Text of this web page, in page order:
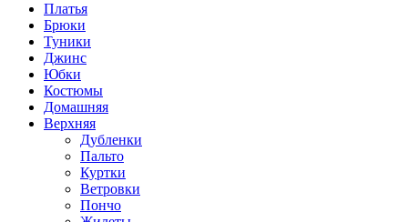
Платья
Брюки
Туники
Джинс
Юбки
Костюмы
Домашняя
Верхняя
Дубленки
Пальто
Куртки
Ветровки
Пончо